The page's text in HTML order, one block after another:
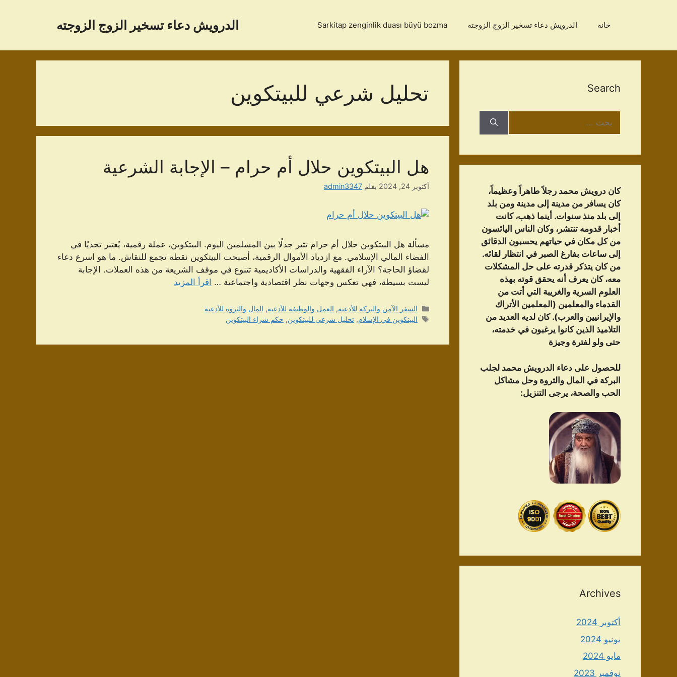
الدرویش دعاء تسخير الزوج الزوجته خانه الدرویش دعاء تسخير الزوج الزوجته Sarkitap zenginlik duası büyü bozma
تحليل شرعي للبيتكوين
هل البيتكوين حلال أم حرام – الإجابة الشرعية
أكتوبر 24, 2024 بقلم admin3347
مسألة هل البيتكوين حلال أم حرام تثير جدلًا بين المسلمين اليوم. البيتكوين، عملة رقمية، يُعتبر تحديًا في
الفضاء المالي الإسلامي. مع ازدياد الأموال الرقمية، أصبحت البيتكوين نقطة تجمع للنقاش. ما هو اسرع دعاء
لقضاؤ الحاجة؟ الآراء الفقهية والدراسات الأكاديمية تتنوع في موقف الشريعة من هذه العملات. الإجابة
ليست بسيطة، فهي تعكس وجهات نظر اقتصادية واجتماعية … اقرأ المزيد
التصنيفات
السفر الآمن والبركة للأدعية, العمل والوظيفة للأدعية, المال والثروة للأدعية
الوسوم
البيتكوين في الإسلام,تحليل شرعي للبيتكوين, حكم شراء البيتكوين
Search
عن:
كان درويش محمد رجلاً طاهراً وعظيماً،
كان يسافر من مدينة إلى مدينة ومن بلد
إلى بلد منذ سنوات. أينما ذهب، كانت
أخبار قدومه تنتشر، وكان الناس اليائسون
من كل مكان في حياتهم يحسبون الدقائق
إلى ساعات بفارغ الصبر في انتظار لقائه.
من كان يتذكر قدرته على حل المشكلات
معه، كان يعرف أنه يحقق قوته بهذه
العلوم السرية والغريبة التي أتت من
القدماء والمعلمين (المعلمين الأتراك
والإيرانيين والعرب). كان لديه العديد من
التلاميذ الذين كانوا يرغبون في خدمته،
حتى ولو لفترة وجيزة
للحصول على دعاء الدرویش محمد لجلب
البركة في المال والثروة وحل مشاكل
الحب والصحة، يرجى التنزيل:
Archives
أكتوبر 2024
يونيو 2024
مايو 2024
نوفمبر 2023